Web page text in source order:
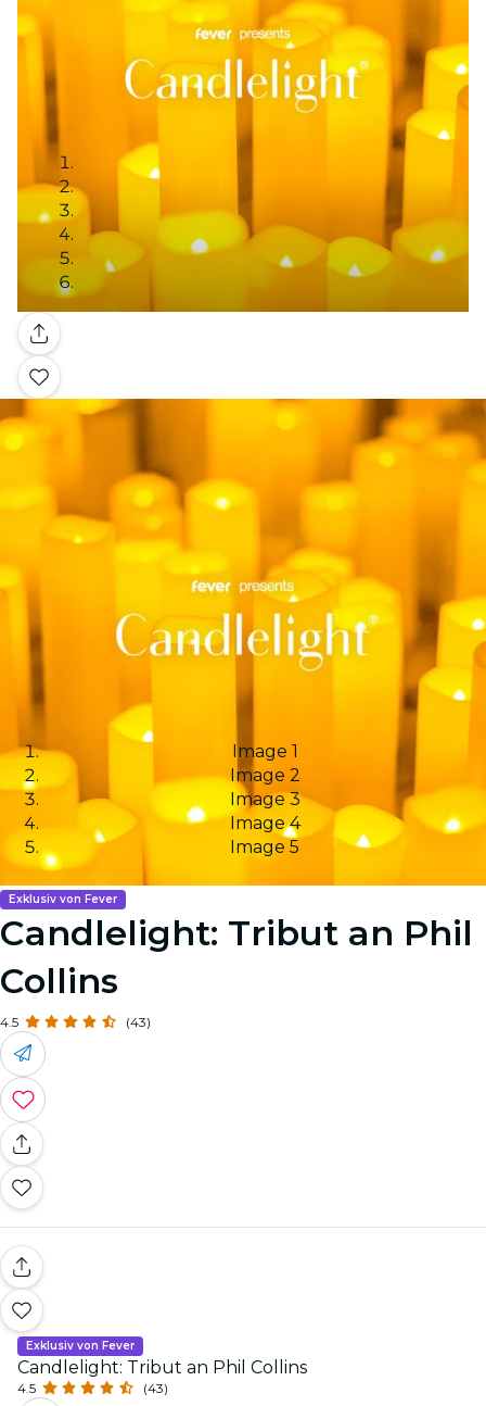
Galerie
Image 1
Image 2
Image 3
Image 4
Image 5
Exklusiv von Fever
Candlelight: Tribut an Phil
Collins
4.5 (43)
Exklusiv von Fever
Candlelight: Tribut an Phil Collins
4.5 (43)